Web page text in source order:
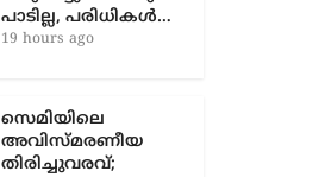
18 hours ago
പാടില്ല, പരിധികൾ…
19 hours ago